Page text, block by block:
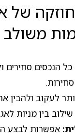
של
משולב
כל הנכסים סחירים
לעקוב ולהבין
שילוב בין מניות
אפשרות לבצע